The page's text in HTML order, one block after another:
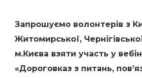
Запрошуємо волонтерів з
Житомирської,
м.Києва взяти участь у
«Дороговказ з питань,